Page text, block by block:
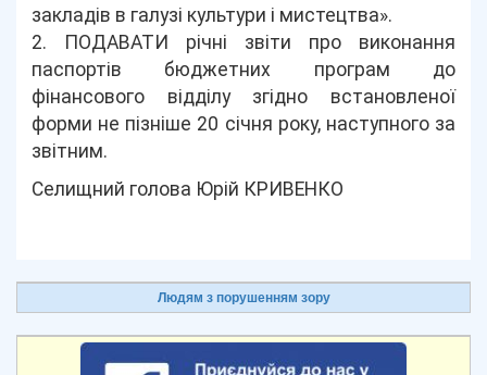
закладів в галузі культури і мистецтва».
2. ПОДАВАТИ річні звіти про виконання
паспортів бюджетних програм до
фінансового відділу згідно встановленої
форми не пізніше 20 січня року, наступного за
звітним.
Селищний голова Юрій КРИВЕНКО
Людям з порушенням зору